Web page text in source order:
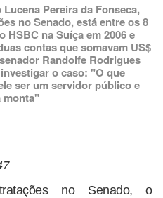
Pereira da Fonseca,
no Senado, está entre os 8
na Suíça em 2006 e
contas que somavam US$
Randolfe Rodrigues
o caso: "O que
ser um servidor público e
monta"
no Senado, o